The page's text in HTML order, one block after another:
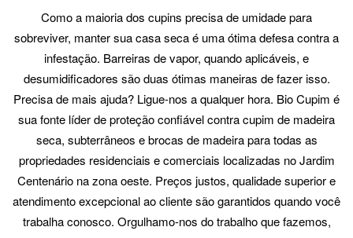
Como a maioria dos cupins precisa de umidade para
sobreviver, manter sua casa seca é uma ótima defesa contra a
infestação. Barreiras de vapor, quando aplicáveis, e
desumidificadores são duas ótimas maneiras de fazer isso.
Precisa de mais ajuda? Ligue-nos a qualquer hora. Bio Cupim é
sua fonte líder de proteção confiável contra cupim de madeira
seca, subterrâneos e brocas de madeira para todas as
propriedades residenciais e comerciais localizadas no Jardim
Centenário na zona oeste. Preços justos, qualidade superior e
atendimento excepcional ao cliente são garantidos quando você
trabalha conosco. Orgulhamo-nos do trabalho que fazemos,